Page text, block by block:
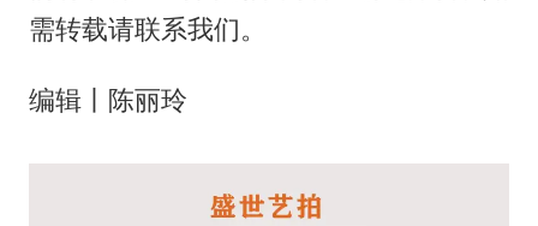
需转载请联系我们。
编辑丨陈丽玲